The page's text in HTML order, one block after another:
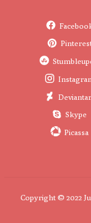
Skype
Picassa
Copyright © 2022